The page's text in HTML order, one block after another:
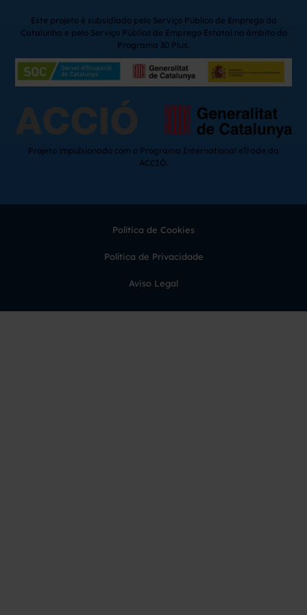
Este projeto é subsidiado pelo Serviço Público de Emprego da
Catalunha e pelo Serviço Público de Emprego Estatal no âmbito do
Programa 30 Plus.
Projeto impulsionado com o Programa International eTrade da
ACCIÓ.
Política de Cookies
Política de Privacidade
Aviso Legal